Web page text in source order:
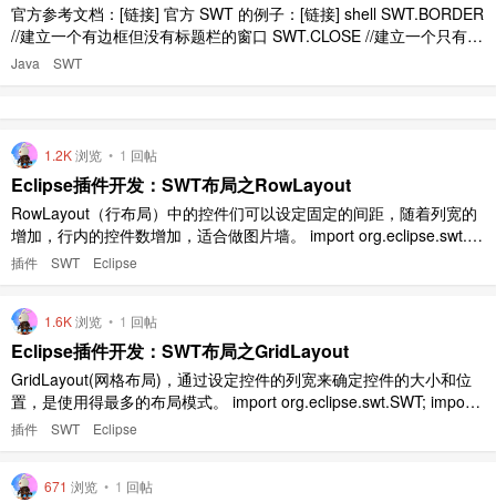
官方参考文档：[链接] 官方 SWT 的例子：[链接] shell SWT.BORDER
//建立一个有边框但没有标题栏的窗口 SWT.CLOSE //建立一个只有关
闭按钮的窗口 SWT.MIN //建立一个不能最大化的窗口 SWT.MAX, //建
Java SWT
1.2K浏览 • 1 回帖
Eclipse插件开发：SWT布局之RowLayout
RowLayout（行布局）中的控件们可以设定固定的间距，随着列宽的
增加，行内的控件数增加，适合做图片墙。 import org.eclipse.swt.S
WT; import org.eclipse.swt.events.SelectionAdapter; import org.ecli
插件 SWT Eclipse
1.6K浏览 • 1 回帖
Eclipse插件开发：SWT布局之GridLayout
GridLayout(网格布局)，通过设定控件的列宽来确定控件的大小和位
置，是使用得最多的布局模式。 import org.eclipse.swt.SWT; import
org.eclipse.swt.layout.GridData; import org.eclipse.swt.layout.GridL
插件 SWT Eclipse
671 浏览 • 1 回帖